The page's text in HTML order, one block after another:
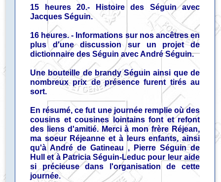
15 heures 20.- Histoire des Séguin avec
Jacques Séguin.
16 heures. - Informations sur nos ancêtres en
plus d'une discussion sur un projet de
dictionnaire des Séguin avec André Séguin.
Une bouteille de brandy Séguin ainsi que de
nombreux prix de présence furent tirés au
sort.
En résumé, ce fut une journée remplie où des
cousins et cousines lointains font et refont
des liens d'amitié. Merci à mon frère Réjean,
ma soeur Réjeanne et à leurs enfants, ainsi
qu'à André de Gatineau , Pierre Séguin de
Hull et à Patricia Séguin-Leduc pour leur aide
si précieuse dans l'organisation de cette
journée.